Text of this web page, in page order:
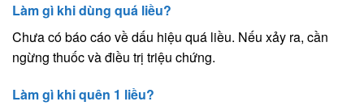
Làm gì khi dùng quá liều?
Chưa có báo cáo về dấu hiệu quá liều. Nếu xảy ra, cần
ngừng thuốc và điều trị triệu chứng.
Làm gì khi quên 1 liều?